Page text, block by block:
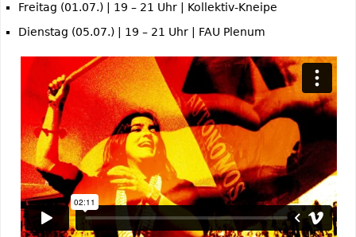
Freitag (01.07.) | 19 – 21 Uhr | Kollektiv-Kneipe
Dienstag (05.07.) | 19 – 21 Uhr | FAU Plenum